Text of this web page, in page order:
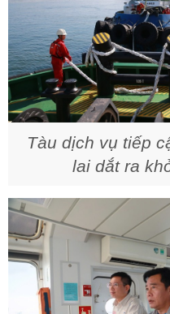
Tàu dịch vụ tiếp
lai dắt ra